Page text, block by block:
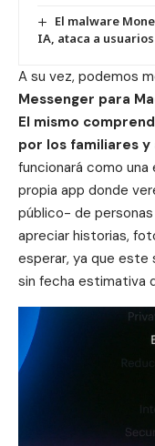
El malware
IA, ataca a
A su vez, podemos
Messenger para
El mismo
por los familiares
funcionará como
propia app donde
público- de
apreciar historias,
esperar, ya que
sin fecha estimativa